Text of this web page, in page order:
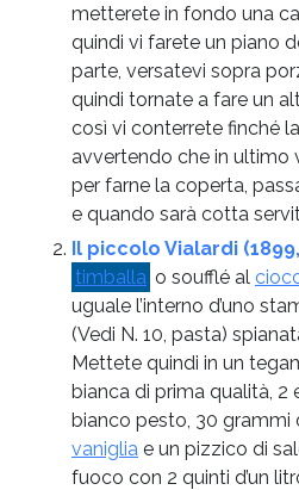
metterete in fondo una
quindi vi farete un piano
parte, versatevi sopra
quindi tornate a fare un
così vi conterrete finché
avvertendo che in ultimo
per farne la coperta,
e quando sarà cotta
Il piccolo Vialardi
timballa o soufflé al
uguale l’interno d’uno
(Vedi N. 10, pasta)
Mettete quindi in un
bianca di prima qualità,
bianco pesto, 30 grammi
vaniglia e un pizzico di
fuoco con 2 quinti d’un